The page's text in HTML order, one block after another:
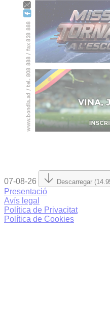
07-08-26 Descarregar
Presentació
Avís legal
Política de Privacitat
Política de Cookies